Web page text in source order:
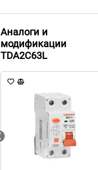
Аналоги и
модификации
TDA2C63L